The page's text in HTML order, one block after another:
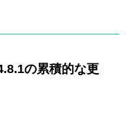
の累積的な更